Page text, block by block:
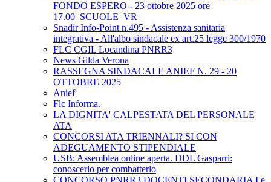
FONDO ESPERO - 23 ottobre 2025 ore
17.00_SCUOLE_VR
Snadir Info-Point n.495 - Assistenza sanitaria
integrativa - All'albo sindacale ex art.25 legge 300/1970
FLC CGIL Locandina PNRR3
News Gilda Verona
RASSEGNA SINDACALE ANIEF N. 29 - 20
OTTOBRE 2025
Anief
Flc Informa.
LA DIGNITA' CALPESTATA DEL PERSONALE
ATA
CONCORSI ATA TRIENNALI? SI CON
ADEGUAMENTO STIPENDIALE
USB: Assemblea online aperta. DDL Gasparri:
conoscerlo per combatterlo